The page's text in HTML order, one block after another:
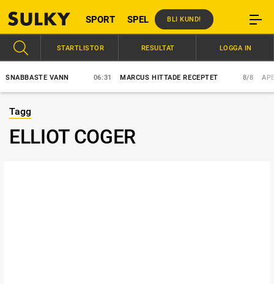
SPORT SPEL BLI KUND!
VANN 06:31 MARCUS HITTADE RECEPTET 8/8 APEX
STARTLISTOR RESULTAT LOGGA IN
Tagg
ELLIOT COGER